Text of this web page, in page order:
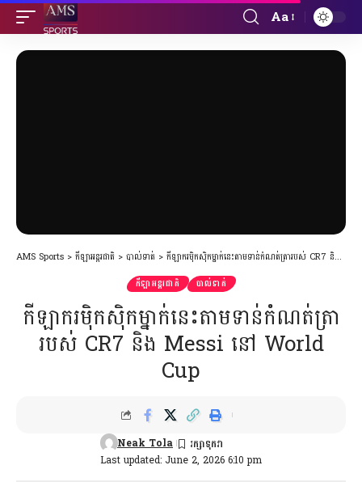
Font
Resizer
Aa
AMS Sports > កីឡាអន្តរជាតិ > បាល់ទាត់ > កីឡាករម៉ិកស៊ិកម្នាក់នេះតាមទាន់កំណត់ត្រារបស់ CR7 និង Messi នៅ World Cup
កីឡាអន្តរជាតិ បាល់ទាត់
កីឡាករម៉ិកស៊ិកម្នាក់នេះតាមទាន់កំណត់ត្រា
របស់ CR7 និង Messi នៅ World
Cup
Last updated: June 2, 2026 6:10 pm
Neak Tola